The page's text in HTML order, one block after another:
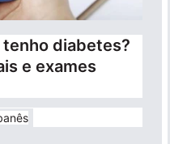
diabetes?
e exames